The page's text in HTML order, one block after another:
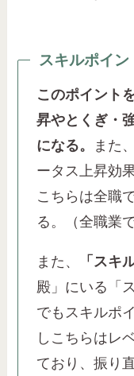
スキルポイン
このポイント
昇やとくぎ・
になる。
また
ータス上昇効
こちらは全職
る。（全職業
また、 「スキ
殿」にいる「
でもスキルポ
しこちらはレ
ており、振り